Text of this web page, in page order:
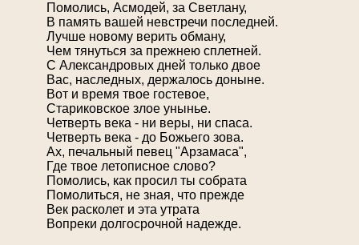
Помолись, Асмодей, за Светлану,
В память вашей невстречи последней.
Лучше новому верить обману,
Чем тянуться за прежнею сплетней.
С Александровых дней только двое
Вас, наследных, держалось доныне.
Вот и время твое гостевое,
Стариковское злое унынье.
Четверть века - ни веры, ни спаса.
Четверть века - до Божьего зова.
Ах, печальный певец "Арзамаса",
Где твое летописное слово?
Помолись, как просил ты собрата
Помолиться, не зная, что прежде
Век расколет и эта утрата
Вопреки долгосрочной надежде.